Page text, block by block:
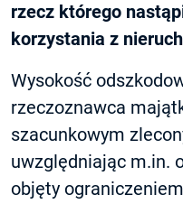
rzecz którego
korzystania z
Wysokość
rzeczoznawca
szacunkowym
uwzględniając m.in.
objęty